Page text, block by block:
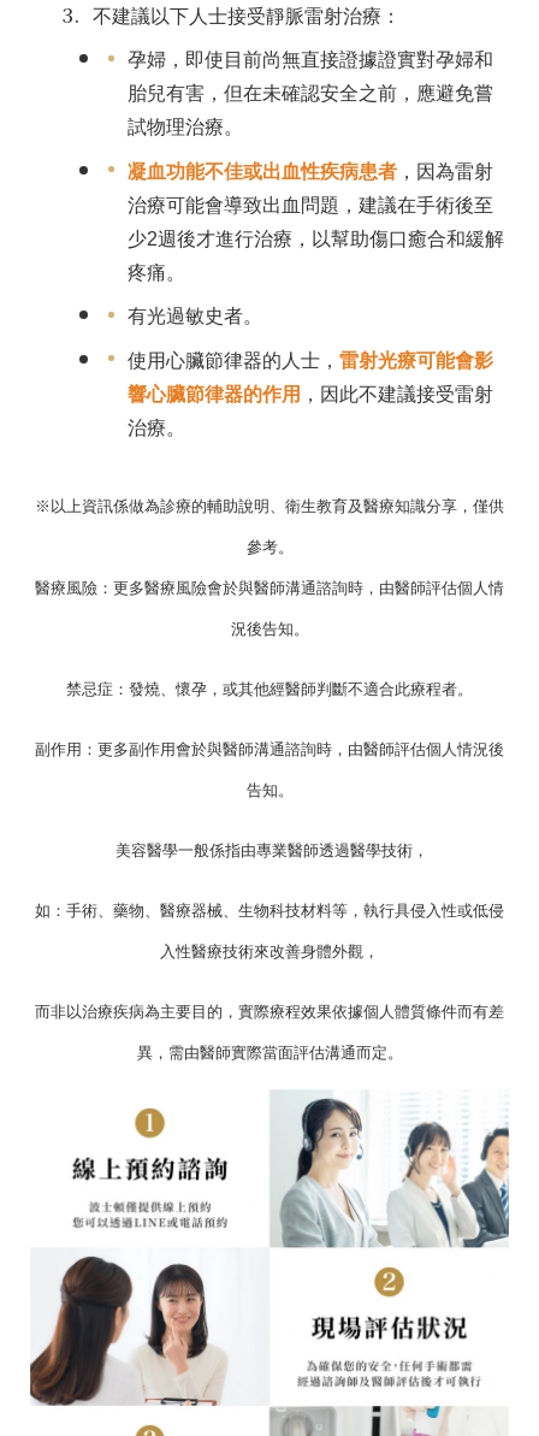
不建議以下人士接受靜脈雷射治療：
孕婦，即使目前尚無直接證據證實對孕婦和
胎兒有害，但在未確認安全之前，應避免嘗
試物理治療。
凝血功能不佳或出血性疾病患者，因為雷射
治療可能會導致出血問題，建議在手術後至
少2週後才進行治療，以幫助傷口癒合和緩解
疼痛。
有光過敏史者。
使用心臟節律器的人士， 雷射光療可能會影
響心臟節律器的作用 ，因此不建議接受雷射
治療。
※以上資訊係做為診療的輔助說明、衛生教育及醫療知識分享，僅供
參考。
醫療風險：更多醫療風險會於與醫師溝通諮詢時，由醫師評估個人情
況後告知。
禁忌症：發燒、懷孕，或其他經醫師判斷不適合此療程者。
副作用：更多副作用會於與醫師溝通諮詢時，由醫師評估個人情況後
告知。
美容醫學一般係指由專業醫師透過醫學技術，
如：手術、藥物、醫療器械、生物科技材料等，執行具侵入性或低侵
入性醫療技術來改善身體外觀，
而非以治療疾病為主要目的，實際療程效果依據個人體質條件而有差
異，需由醫師實際當面評估溝通而定。